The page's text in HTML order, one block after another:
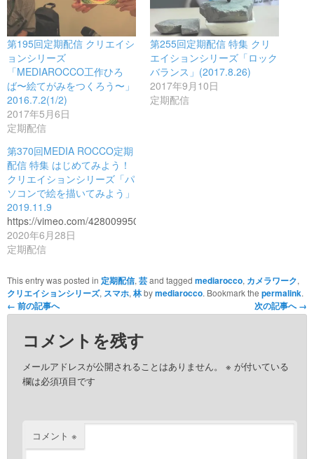
第195回定期配信 クリエイシ
ョンシリーズ
「MEDIAROCCO工作ひろ
ば〜絵てがみをつくろう〜」
2016.7.2(1/2)
2017年5月6日
定期配信
第255回定期配信 特集 クリ
エイションシリーズ「ロック
バランス」(2017.8.26)
2017年9月10日
定期配信
第370回MEDIA ROCCO定期
配信 特集 はじめてみよう！
クリエイションシリーズ「パ
ソコンで絵を描いてみよう」
2019.11.9
https://vimeo.com/428009950
2020年6月28日
定期配信
This entry was posted in 定期配信,芸and taggedmediarocco, カメラワーク,
クリエイションシリーズ, スマホ,林bymediarocco. Bookmark thepermalink.
← 前の記事へ 次の記事へ→
コメントを残す
メールアドレスが公開されることはありません。 ※ が付いている
欄は必須項目です
コメント※